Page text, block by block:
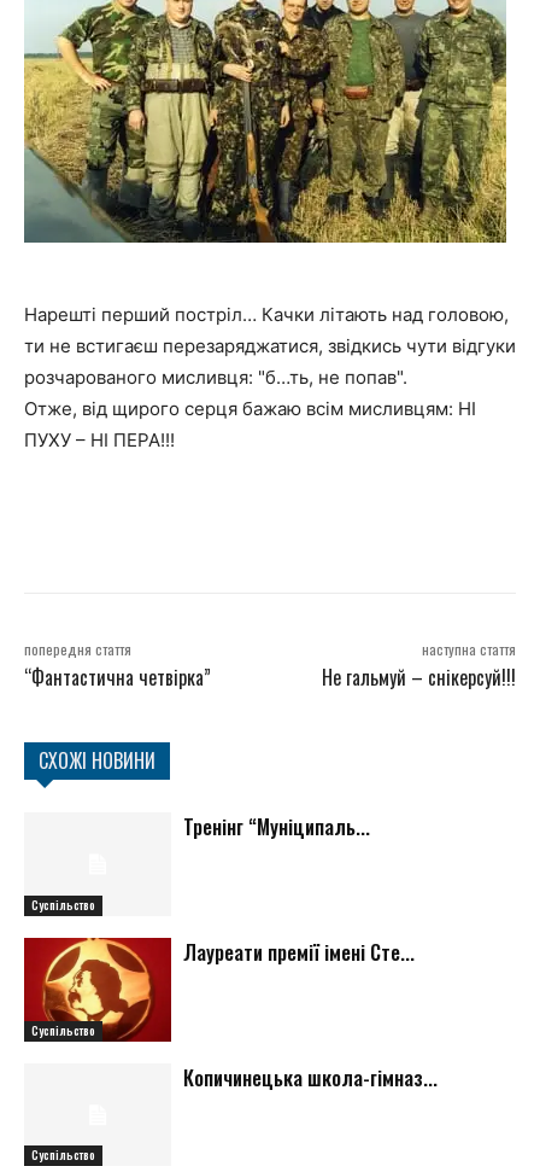
Нарешті перший постріл… Качки літають над головою,
ти не встигаєш перезаряджатися, звідкись чути відгуки
розчарованого мисливця: "б…ть, не попав".
Отже, від щирого серця бажаю всім мисливцям: НІ
ПУХУ – НІ ПЕРА!!!
попередня стаття
“Фантастична четвірка”
наступна стаття
Не гальмуй – снікерсуй!!!
СХОЖІ НОВИНИ
Суспільство
Тренінг “Муніципаль...
Суспільство
Лауреати премії імені Сте...
Суспільство
Копичинецька школа-гімназ...